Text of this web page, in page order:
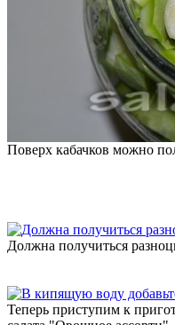
Поверх кабачков можно
Должна получиться
Теперь приступим к